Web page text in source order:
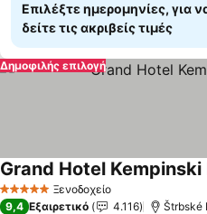
Επιλέξτε ημερομηνίες, για
δείτε τις ακριβείς τιμές
Δημοφιλής επιλογή
5 Αστέρια Ξενοδοχείο
Grand Hotel
9,4 Εξαιρετικό 4.116 Štrbské